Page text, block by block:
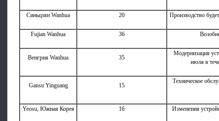
Синьцзян Wanhua 20 Производство
Fujian Wanhua 36
Венгрия Wanhua 35
Модернизация
июля в
Gansu Yinguang 15
Техническое
Yeosu, Южная Корея 16 Изменения